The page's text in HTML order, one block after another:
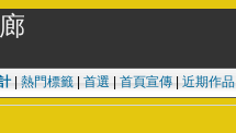
| 熱門標籤| 首選 首頁宣傳| 近期作品